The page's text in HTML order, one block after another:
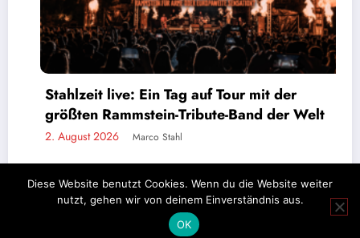
Stahlzeit live: Ein Tag auf Tour mit der
größten Rammstein-Tribute-Band der Welt
2. August 2026 Marco Stahl
Datenschutz
Diese Website benutzt Cookies. Wenn du die Website weiter
nutzt, gehen wir von deinem Einverständnis aus.
OK